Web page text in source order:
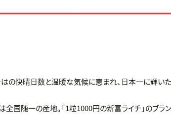
の快晴日数と温暖な気候に恵まれ、日本一に輝い
国随一の産地。「1粒1000円の新富ライチ」のブラ